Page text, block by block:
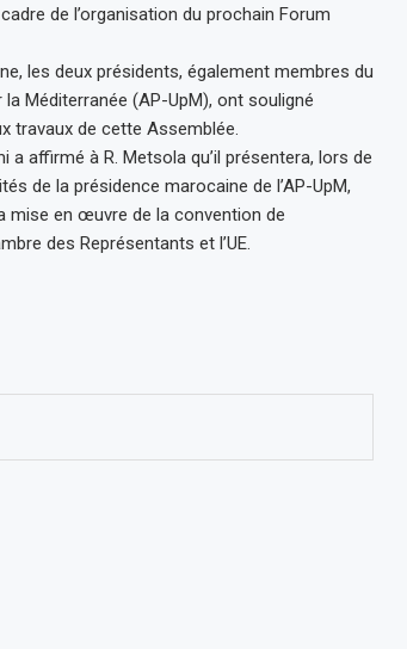
de l’organisation du prochain Forum
les deux présidents, également membres du
la Méditerranée (AP-UpM), ont souligné
travaux de cette Assemblée.
affirmé à R. Metsola qu’il présentera, lors de
de la présidence marocaine de l’AP-UpM,
mise en œuvre de la convention de
des Représentants et l’UE.